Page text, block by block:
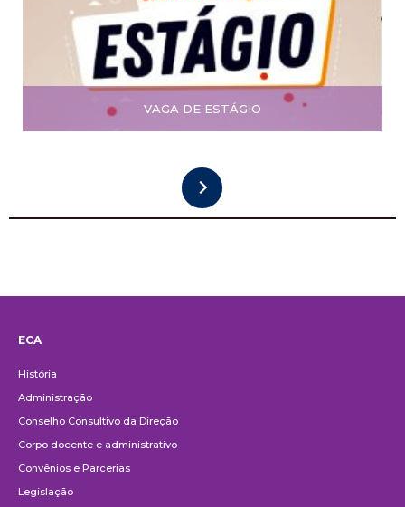
VAGA DE ESTÁGIO
ECA
História
Administração
Conselho Consultivo da Direção
Corpo docente e administrativo
Convênios e Parcerias
Legislação